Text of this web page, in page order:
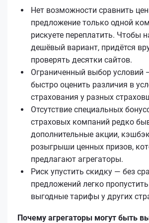
Нет возможности сравнить
предложение только одной
рискуете переплатить. Чтобы
дешёвый вариант, придётся
проверять десятки сайтов.
Ограниченный выбор условий
быстро оценить различия в
страхования у разных
Отсутствие специальных
страховых компаний редко
дополнительные акции,
розыгрыши ценных призов,
предлагают агрегаторы.
Риск упустить скидку — без
предложений легко
выгодные тарифы у других
Почему агрегаторы могут быть